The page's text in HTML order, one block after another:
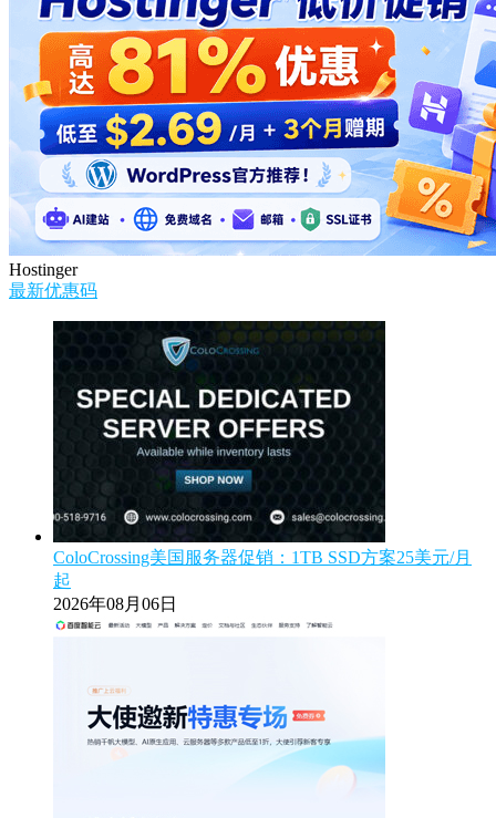
Hostinger
最新优惠码
ColoCrossing美国服务器促销：1TB SSD方案25美元/月
起
2026年08月06日